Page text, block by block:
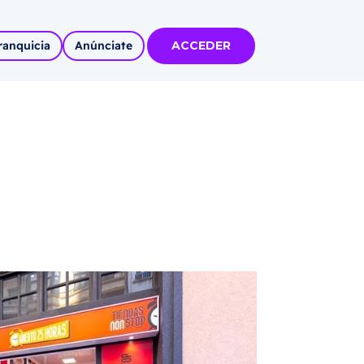
invertir
MÁS
con
tu Marca
Anúnciate ACCEDER